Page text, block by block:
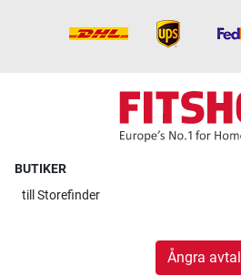
BUTIKER
till Storefinder
Ångra avtal